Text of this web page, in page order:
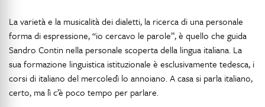
La varietà e la musicalità dei dialetti, la ricerca di una personale
forma di espressione, “io cercavo le parole”, è quello che guida
Sandro Contin nella personale scoperta della lingua italiana. La
sua formazione linguistica istituzionale è esclusivamente tedesca, i
corsi di italiano del mercoledì lo annoiano. A casa si parla italiano,
certo, ma lì c’è poco tempo per parlare.